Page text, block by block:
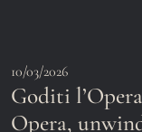
10/03/2026
Goditi
Opera,